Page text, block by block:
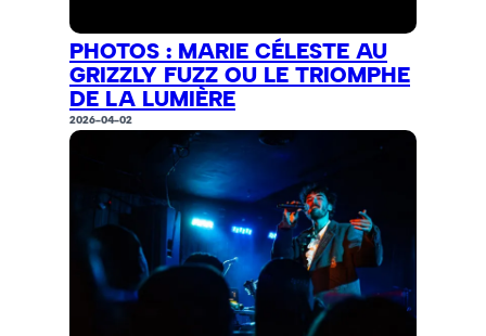
PHOTOS : MARIE CÉLESTE AU
GRIZZLY FUZZ OU LE TRIOMPHE
DE LA LUMIÈRE
2026-04-02